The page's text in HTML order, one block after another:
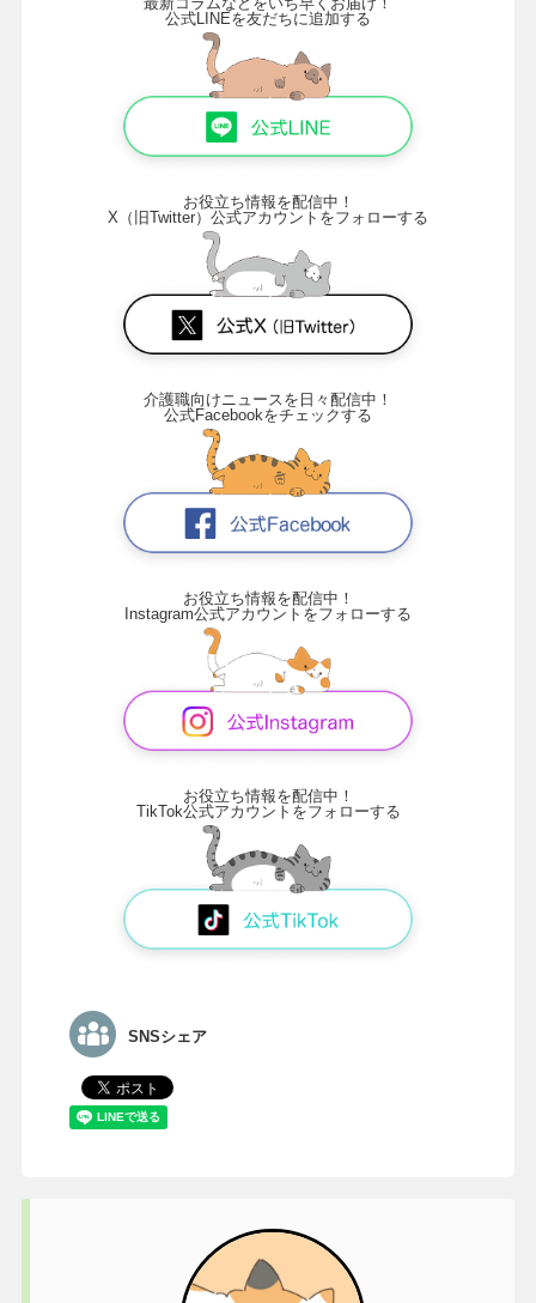
公式LINEを友だちに追加する
お役立ち情報を配信中！
X（旧Twitter）公式アカウントをフォローする
介護職向けニュースを日々配信中！
公式Facebookをチェックする
お役立ち情報を配信中！
Instagram公式アカウントをフォローする
お役立ち情報を配信中！
TikTok公式アカウントをフォローする
SNSシェア